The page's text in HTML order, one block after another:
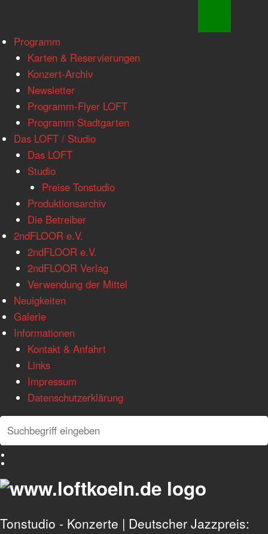
www.loftkoeln.de
navigation
Skip
content
Programm
Karten & Reservierungen
Konzert-Archiv
Newsletter
Programm-Flyer LOFT
Programm Stadtgarten
Das LOFT / Studio
Das LOFT
Studio
Preise Tonstudio
Produktionsarchiv
Die Betreiber
2ndFLOOR e.V.
2ndFLOOR e.V.
2ndFLOOR Verlag
Verwendung der Mittel
Neuigkeiten
Galerie
Informationen
Kontakt & Anfahrt
Links
Impressum
Datenschutzerklärung
Search
Search
Tonstudio - Konzerte | Deutscher Jazzpreis: